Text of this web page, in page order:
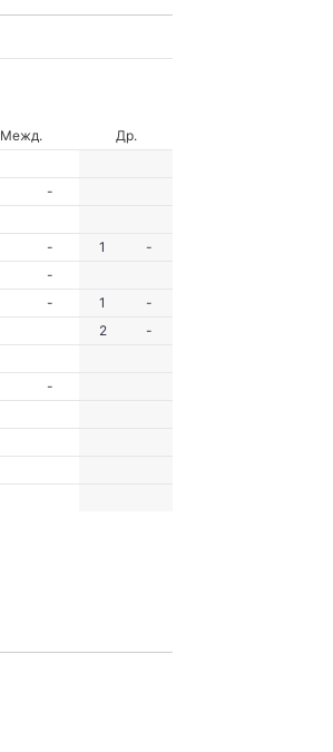
Межд.
Др.
-
- 1
-
-
- 1
-
2
-
-